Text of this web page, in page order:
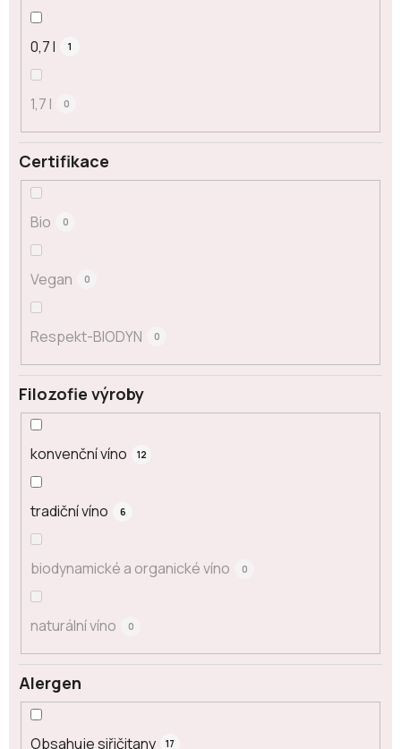
0,7 l 1
1,7 l 0
Certifikace
Bio 0
Vegan 0
Respekt-BIODYN 0
Filozofie výroby
konvenční víno 12
tradiční víno 6
biodynamické a organické víno 0
naturální víno 0
Alergen
Obsahuje siřičitany 17